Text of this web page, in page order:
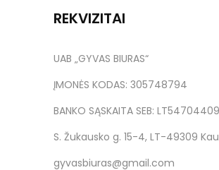
REKVIZITAI
UAB „GYVAS BIURAS“
ĮMONĖS KODAS: 305748794
BANKO SĄSKAITA SEB:
S. Žukausko g. 15-4, LT-49309
gyvasbiuras@gmail.com